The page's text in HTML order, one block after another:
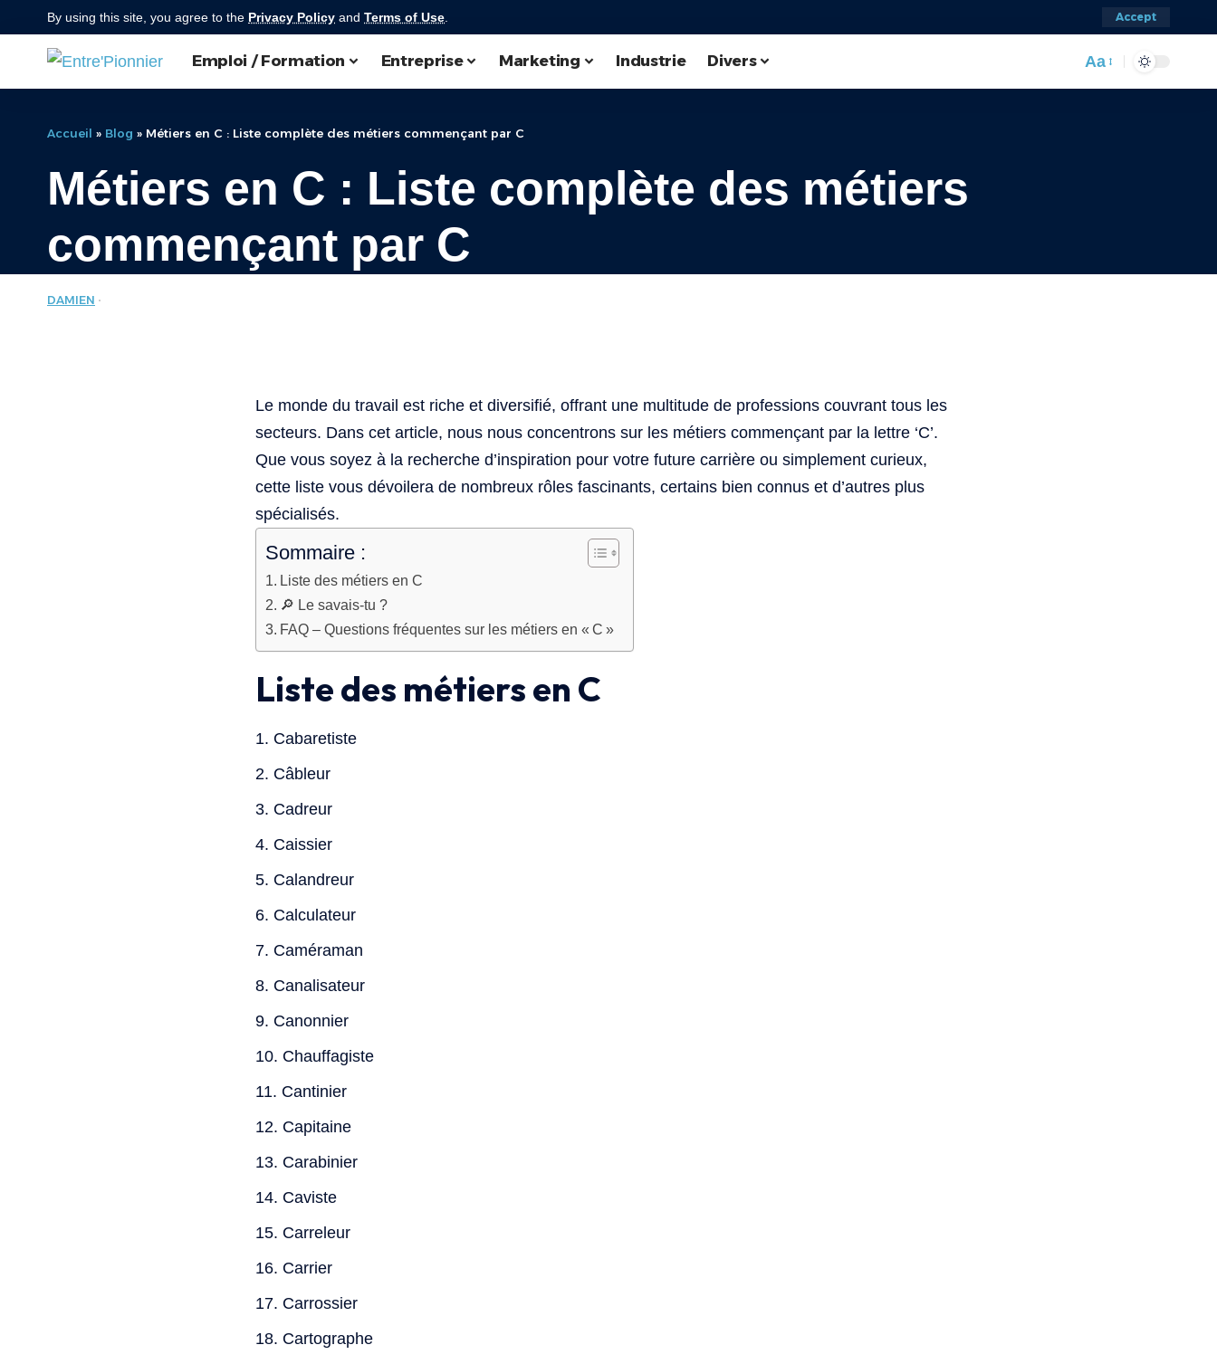
By using this site, you agree to the Privacy Policy and Terms of Use Accept
Emploi / Formation Entreprise Marketing Industrie Divers Aa
Accueil » Blog » Métiers en C : Liste complète des métiers commençant par C
Métiers en C : Liste complète des métiers
commençant par C
DAMIEN
Le monde du travail est riche et diversifié, offrant une multitude de professions couvrant tous les
secteurs. Dans cet article, nous nous concentrons sur les métiers commençant par la lettre ‘C’.
Que vous soyez à la recherche d’inspiration pour votre future carrière ou simplement curieux,
cette liste vous dévoilera de nombreux rôles fascinants, certains bien connus et d’autres plus
spécialisés.
Sommaire :
Liste des métiers en C
🔎 Le savais-tu ?
FAQ – Questions fréquentes sur les métiers en « C »
Liste des métiers en C
Cabaretiste
Câbleur
Cadreur
Caissier
Calandreur
Calculateur
Caméraman
Canalisateur
Canonnier
Chauffagiste
Cantinier
Capitaine
Carabinier
Caviste
Carreleur
Carrier
Carrossier
Cartographe